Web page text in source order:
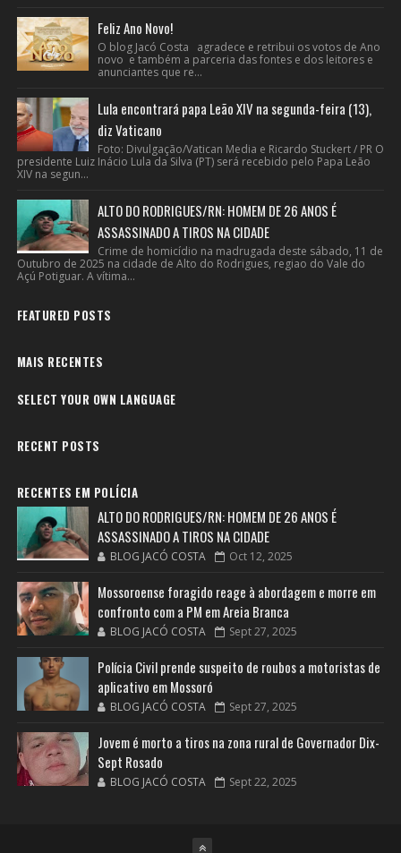
Feliz Ano Novo!
O blog Jacó Costa agradece e retribui os votos de Ano
novo e também a parceria das fontes e dos leitores e
anunciantes que re...
Lula encontrará papa Leão XIV na segunda-feira (13),
diz Vaticano
Foto: Divulgação/Vatican Media e Ricardo Stuckert / PR O
presidente Luiz Inácio Lula da Silva (PT) será recebido pelo Papa Leão
XIV na segun...
ALTO DO RODRIGUES/RN: HOMEM DE 26 ANOS É
ASSASSINADO A TIROS NA CIDADE
Crime de homicídio na madrugada deste sábado, 11 de
Outubro de 2025 na cidade de Alto do Rodrigues, regiao do Vale do
Açú Potiguar. A vítima...
FEATURED POSTS
MAIS RECENTES
SELECT YOUR OWN LANGUAGE
RECENT POSTS
RECENTES EM POLÍCIA
ALTO DO RODRIGUES/RN: HOMEM DE 26 ANOS É
ASSASSINADO A TIROS NA CIDADE
BLOG JACÓ COSTA Oct 12, 2025
Mossoroense foragido reage à abordagem e morre em
confronto com a PM em Areia Branca
BLOG JACÓ COSTA Sept 27, 2025
Polícia Civil prende suspeito de roubos a motoristas de
aplicativo em Mossoró
BLOG JACÓ COSTA Sept 27, 2025
Jovem é morto a tiros na zona rural de Governador Dix-
Sept Rosado
BLOG JACÓ COSTA Sept 22, 2025